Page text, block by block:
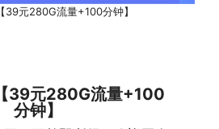
39元280G流量+100分钟】
39元280G流量+100
分钟】